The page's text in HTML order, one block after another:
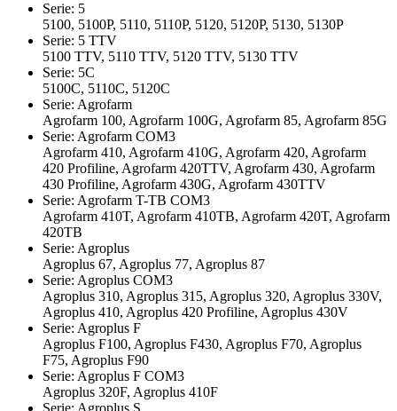
Serie: 5
5100, 5100P, 5110, 5110P, 5120, 5120P, 5130, 5130P
Serie: 5 TTV
5100 TTV, 5110 TTV, 5120 TTV, 5130 TTV
Serie: 5C
5100C, 5110C, 5120C
Serie: Agrofarm
Agrofarm 100, Agrofarm 100G, Agrofarm 85, Agrofarm 85G
Serie: Agrofarm COM3
Agrofarm 410, Agrofarm 410G, Agrofarm 420, Agrofarm
420 Profiline, Agrofarm 420TTV, Agrofarm 430, Agrofarm
430 Profiline, Agrofarm 430G, Agrofarm 430TTV
Serie: Agrofarm T-TB COM3
Agrofarm 410T, Agrofarm 410TB, Agrofarm 420T, Agrofarm
420TB
Serie: Agroplus
Agroplus 67, Agroplus 77, Agroplus 87
Serie: Agroplus COM3
Agroplus 310, Agroplus 315, Agroplus 320, Agroplus 330V,
Agroplus 410, Agroplus 420 Profiline, Agroplus 430V
Serie: Agroplus F
Agroplus F100, Agroplus F430, Agroplus F70, Agroplus
F75, Agroplus F90
Serie: Agroplus F COM3
Agroplus 320F, Agroplus 410F